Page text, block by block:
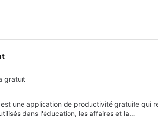
gratuit
une application de productivité gratuite qui
dans l'éducation, les affaires et la…